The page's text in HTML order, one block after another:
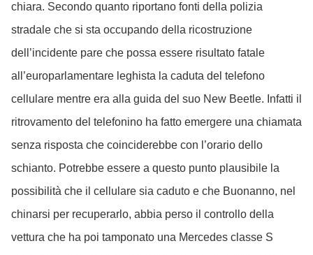
chiara. Secondo quanto riportano fonti della polizia
stradale che si sta occupando della ricostruzione
dell’incidente pare che possa essere risultato fatale
all’europarlamentare leghista la caduta del telefono
cellulare mentre era alla guida del suo New Beetle. Infatti il
ritrovamento del telefonino ha fatto emergere una chiamata
senza risposta che coinciderebbe con l’orario dello
schianto. Potrebbe essere a questo punto plausibile la
possibilità che il cellulare sia caduto e che Buonanno, nel
chinarsi per recuperarlo, abbia perso il controllo della
vettura che ha poi tamponato una Mercedes classe S